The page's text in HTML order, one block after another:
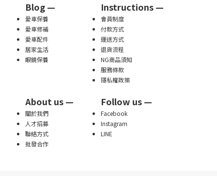
Blog — Instructions —
愛車保養
會員制度
愛車修補
付款方式
愛車配件
運送方式
居家生活
退貨流程
眼鏡保養
NG商品須知
服務條款
隱私權政策
About us — Follow us —
關於我們
Facebook
人才招募
Instagram
聯絡方式
LINE
批發合作